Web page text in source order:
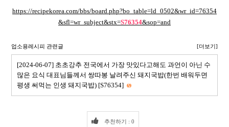
https://recipekorea.com/bbs/board.php?bo_table=ld_0502&wr_id=76354
&sfl=wr_subject&stx=S76354&sop=and
업소용레시피 관련글 [더보기]
[2024-06-07] 초초강추 전국에서 가장 맛있다고해도 과언이 아닌 수
많은 요식 대표님들께서 쌍따봉 날려주신 돼지국밥(한번 배워두면
평생 써먹는 인생 돼지국밥) [S76354] 69
추천하기 : 0